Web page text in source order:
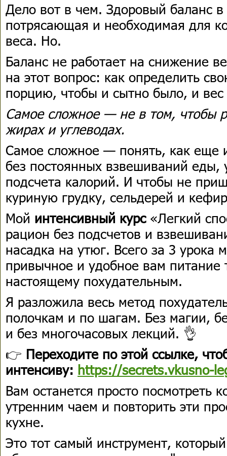
Дело вот в чем. Здоровый баланс
потрясающая и необходимая для
веса. Но.
Баланс не работает на снижение
на этот вопрос: как определить
порцию, чтобы и сытно было, и вес
Самое сложное — не в том, чтобы
жирах и углеводах.
Самое сложное — понять, как еще
без постоянных взвешиваний еды,
подсчета калорий. И чтобы не
куриную грудку, сельдерей и
Мой интенсивный курс«Легкий
рацион без подсчетов и
насадка на утюг. Всего за 3 урока
привычное и удобное вам питание
настоящему похудательным.
Я разложила весь метод
полочкам и по шагам. Без магии,
и без многочасовых лекций. 👌
👉 Переходите по этой ссылке,
интенсиву: https://secrets.vkusno-
Вам останется просто посмотреть
утренним чаем и повторить эти
кухне.
Это тот самый инструмент,